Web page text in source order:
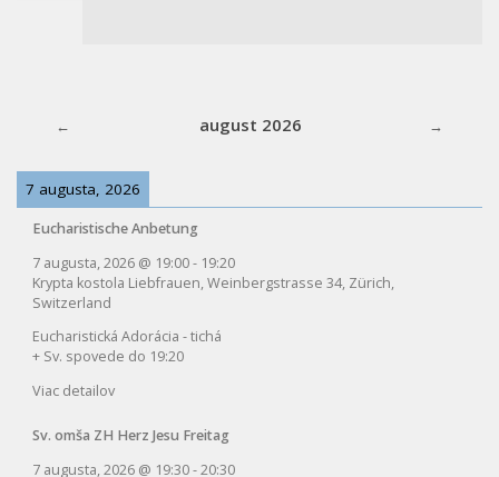
august 2026
7 augusta, 2026
Eucharistische Anbetung
7 augusta, 2026 @ 19:00- 19:20
Krypta kostola Liebfrauen, Weinbergstrasse 34, Zürich,
Switzerland
Eucharistická Adorácia - tichá
+ Sv. spovede do 19:20
Viac detailov
Sv. omša ZH Herz Jesu Freitag
7 augusta, 2026 @ 19:30-20:30